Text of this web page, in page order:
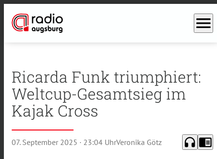
menu
Ricarda Funk triumphiert:
Weltcup-Gesamtsieg im
Kajak Cross
07. September 2025 · 23:04 UhrVeronika Götz headphones chrome_reader_mode